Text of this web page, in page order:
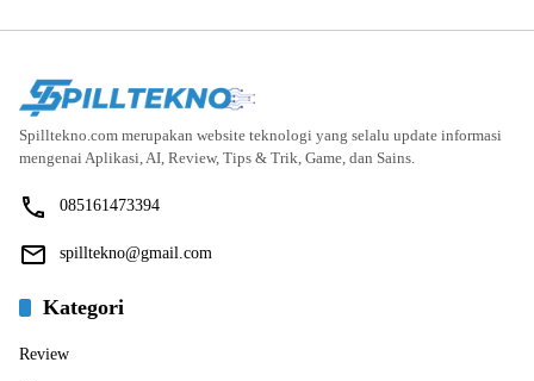
Spilltekno.com merupakan website teknologi yang selalu update informasi
mengenai Aplikasi, AI, Review, Tips & Trik, Game, dan Sains.
085161473394
spilltekno@gmail.com
Kategori
Review